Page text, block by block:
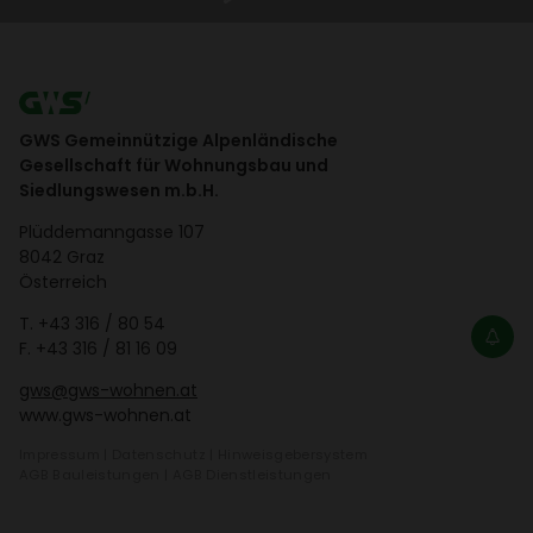
GWS Gemeinnützige Alpenländische
Gesellschaft für Wohnungsbau und
Siedlungswesen m.b.H.
Plüd­de­mann­gasse 107
8042 Graz
Öster­reich
T. +43 316 / 80 54
F. +43 316 / 81 16 09
gws@gws-wohnen.at
www.gws-wohnen.at